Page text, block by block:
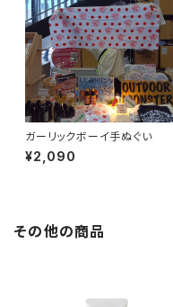
ガーリックボーイ手ぬぐい
¥2,090
その他の商品